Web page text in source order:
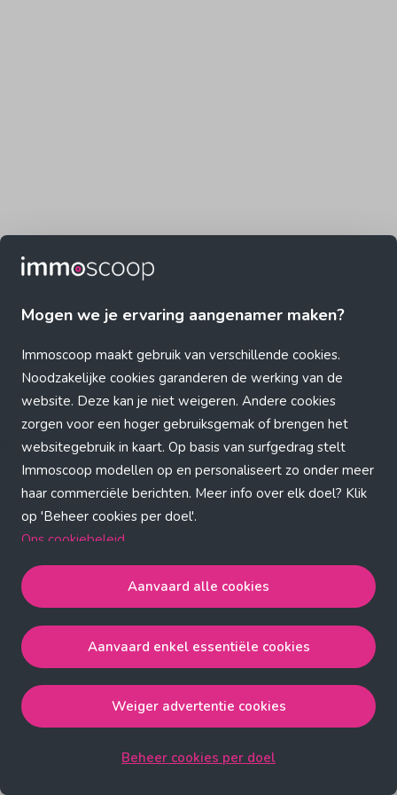
Mogen we je ervaring aangenamer maken?
Immoscoop maakt gebruik van verschillende cookies.
Noodzakelijke cookies garanderen de werking van de
website. Deze kan je niet weigeren. Andere cookies
zorgen voor een hoger gebruiksgemak of brengen het
websitegebruik in kaart. Op basis van surfgedrag stelt
Immoscoop modellen op en personaliseert zo onder meer
haar commerciële berichten. Meer info over elk doel? Klik
op 'Beheer cookies per doel'.
Ons cookiebeleid
Aanvaard alle cookiesgaat akkoord met de strict
noodzakelijke, analytische, functionele en advertentie
cookies.
de strict noodzakelijke cookies.
Weiger advertentie cookiesgaat akkoord met de strict
Aanvaard alle cookies
Aanvaard enkel essentiële cookies
Weiger advertentie cookies
Beheer cookies per doel
Application error: a client-side exception has occurred (see the
browser console for more information)